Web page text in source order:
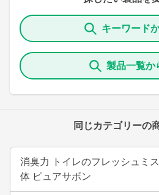
キーワード
製品一覧か
同じカテゴリーの
消臭力 トイレのフレッシュミ
体 ピュアサボン